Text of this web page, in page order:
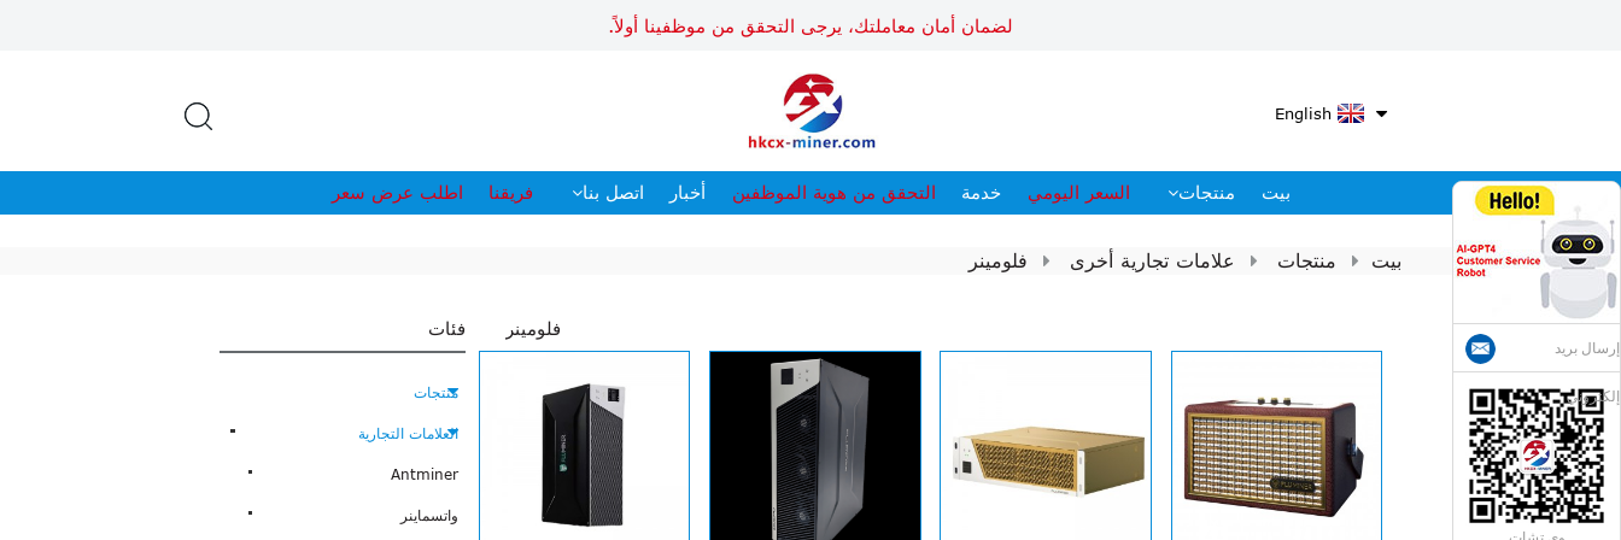
لضمان أمان معاملتك، يرجى التحقق من موظفينا أولاً.
English
بيت منتجات السعر اليومي خدمة التحقق من هوية الموظفين أخبار اتصل بنا فريقنا اطلب عرض سعر
بيت منتجات علامات تجارية أخرى فلومينر
فئات
منتجات
العلامات التجارية
Antminer
واتسماينر
فلومينر
إرسال بريد
إلكتروني